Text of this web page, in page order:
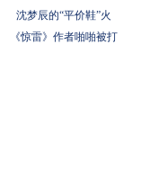
沈梦辰的“平价鞋”火
《惊雷》作者啪啪被打